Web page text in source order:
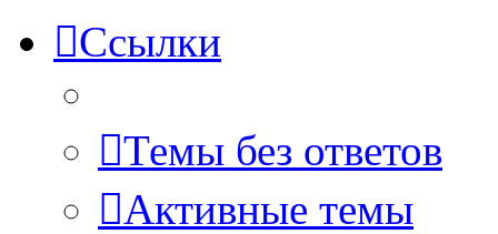
Ссылки
Темы без ответов
Активные темы